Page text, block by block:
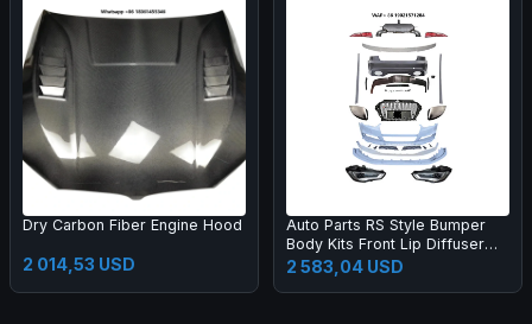
Dry Carbon Fiber Engine Hood
2 014,53 USD
Auto Parts RS Style Bumper
Body Kits Front Lip Diffuser
Side Skirts Headlights
Taillights Bumper Body Kit for
2 583,04 USD